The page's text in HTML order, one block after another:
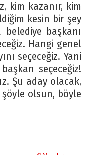
kim kazanır, kim
kesin bir şey
başkanı
Hangi genel
seçeceğiz. Yani
seçeceğiz!
Şu aday olacak,
olsun, böyle